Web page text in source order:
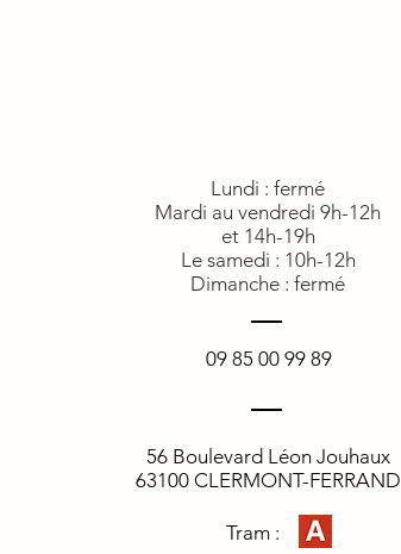
Lundi : fermé
Mardi au vendredi 9h-12h
et 14h-19h
Le samedi : 10h-12h
Dimanche : fermé
09 85 00 99 89
56 Boulevard Léon Jouhaux
63100 CLERMONT-FERRAND
Tram :